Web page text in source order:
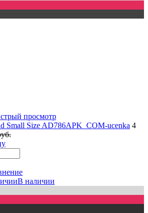
просмотр
Small Size AD786APK_COM-ucenka 4
В наличии